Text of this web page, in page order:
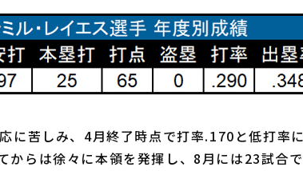
苦しみ、4月終了時点で打率.170と低打率に
からは徐々に本領を発揮し、8月には23試合